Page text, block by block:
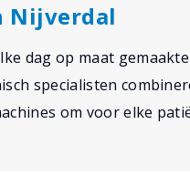
Nijverdal
dag op maat
specialisten
om voor elke